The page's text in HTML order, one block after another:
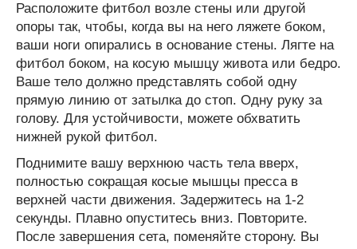
Расположите фитбол возле стены или другой
опоры так, чтобы, когда вы на него ляжете боком,
ваши ноги опирались в основание стены. Лягте на
фитбол боком, на косую мышцу живота или бедро.
Ваше тело должно представлять собой одну
прямую линию от затылка до стоп. Одну руку за
голову. Для устойчивости, можете обхватить
нижней рукой фитбол.
Поднимите вашу верхнюю часть тела вверх,
полностью сокращая косые мышцы пресса в
верхней части движения. Задержитесь на 1-2
секунды. Плавно опуститесь вниз. Повторите.
После завершения сета, поменяйте сторону. Вы